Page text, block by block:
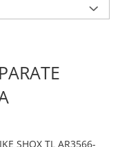
SHOX TL AR3566-